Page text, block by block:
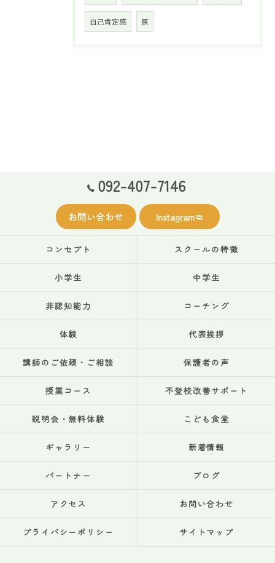
自己肯定感 原
092-407-7146
お問い合わせ Instagram
コンセプト スクールの特徴
小学生 中学生
非認知能力 コーチング
体験 代表挨拶
講師のご依頼・ご相談 保護者の声
授業コース 不登校改善サポート
説明会・無料体験 こども食堂
ギャラリー 新着情報
パートナー ブログ
アクセス お問い合わせ
プライバシーポリシー サイトマップ